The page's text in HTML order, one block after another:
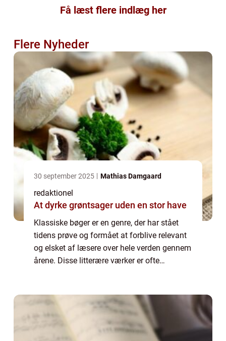
Få læst flere indlæg her
Flere Nyheder
30 september 2025 Mathias Damgaard
redaktionel
At dyrke grøntsager uden en stor have
Klassiske bøger er en genre, der har stået
tidens prøve og formået at forblive relevant
og elsket af læsere over hele verden gennem
årene. Disse litterære værker er ofte